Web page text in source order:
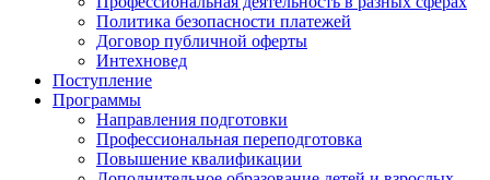
Политика безопасности платежей
Договор публичной оферты
Интехновед
Поступление
Программы
Направления подготовки
Профессиональная переподготовка
Повышение квалификации